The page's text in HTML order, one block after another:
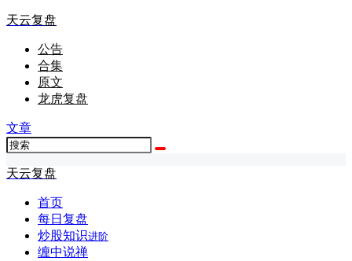
天云复盘
公告
合集
原文
龙虎复盘
文章
天云复盘
首页
每日复盘
炒股知识进阶
缠中说禅